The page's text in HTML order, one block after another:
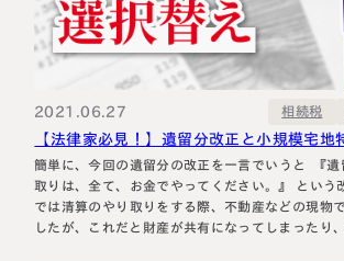
選ばれる理由
法人情報
相続について学ぶ
セミナー
円満相続ちゃんねる
2021.06.27 相続税
【法律家必見！】遺留分改正と小規模宅地
簡単に、今回の遺留分の改正を一言でいうと 『遺留分の清算のやり
取りは、全て、お金でやってください。』 という改正です。 これま
では清算のやり取りをする際、不動産などの現物
したが、これだと財産が共有になってしまったり